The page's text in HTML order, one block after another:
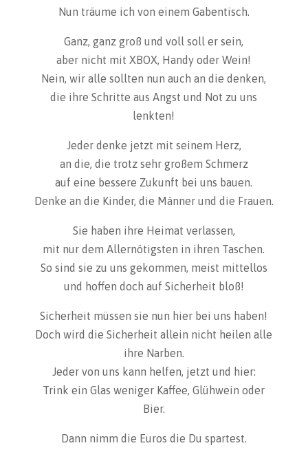
Nun träume ich von einem Gabentisch.
Ganz, ganz groß und voll soll er sein,
aber nicht mit XBOX, Handy oder Wein!
Nein, wir alle sollten nun auch an die denken,
die ihre Schritte aus Angst und Not zu uns
lenkten!
Jeder denke jetzt mit seinem Herz,
an die, die trotz sehr großem Schmerz
auf eine bessere Zukunft bei uns bauen.
Denke an die Kinder, die Männer und die Frauen.
Sie haben ihre Heimat verlassen,
mit nur dem Allernötigsten in ihren Taschen.
So sind sie zu uns gekommen, meist mittellos
und hoffen doch auf Sicherheit bloß!
Sicherheit müssen sie nun hier bei uns haben!
Doch wird die Sicherheit allein nicht heilen alle
ihre Narben.
Jeder von uns kann helfen, jetzt und hier:
Trink ein Glas weniger Kaffee, Glühwein oder
Bier.
Dann nimm die Euros die Du spartest.